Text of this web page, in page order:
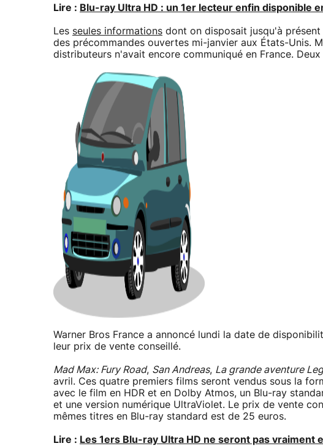
Lire : Blu-ray Ultra HD : un 1er lecteur enfin disponible
Les seules informations dont on disposait jusqu'à
des précommandes ouvertes mi-janvier aux États-Unis.
distributeurs n'avait encore communiqué en France.
Warner Bros France a annoncé lundi la date de
leur prix de vente conseillé.
Mad Max: Fury Road, San Andreas, La grande aventure
avril. Ces quatre premiers films seront vendus sous la
avec le film en HDR et en Dolby Atmos, un Blu-ray
et une version numérique UltraViolet. Le prix de vente
mêmes titres en Blu-ray standard est de 25 euros.
Lire : Les 1ers Blu-ray Ultra HD ne seront pas vraiment